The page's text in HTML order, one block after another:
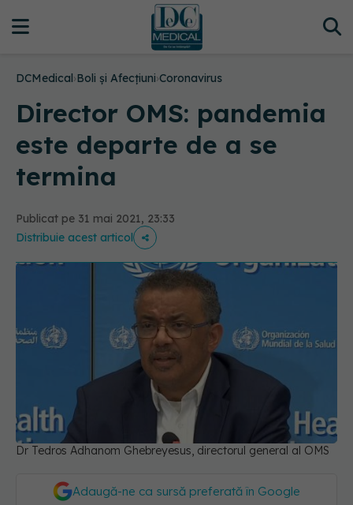
DCMedical›Boli și Afecțiuni›Coronavirus
Director OMS: pandemia
este departe de a se
termina
Publicat pe 31 mai 2021, 23:33
Distribuie acest articol
Dr Tedros Adhanom Ghebreyesus, directorul general al OMS
Adaugă-ne ca sursă preferată în Google